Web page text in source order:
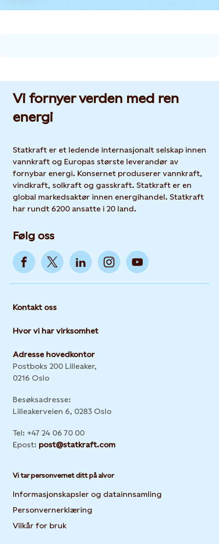
Vi fornyer verden med ren
energi
Statkraft er et ledende internasjonalt selskap innen
vannkraft og Europas største leverandør av
fornybar energi. Konsernet produserer vannkraft,
vindkraft, solkraft og gasskraft. Statkraft er en
global markedsaktør innen energihandel. Statkraft
har rundt 6200 ansatte i 20 land.
Følg oss
Kontakt oss
Hvor vi har virksomhet
Adresse hovedkontor
Postboks 200 Lilleaker,
0216 Oslo
Besøksadresse:
Lilleakerveien 6, 0283 Oslo
Tel: +47 24 06 70 00
Epost: post@statkraft.com
Vi tar personvernet ditt på alvor
Informasjonskapsler og datainnsamling
Personvernerklæring
Vilkår for bruk